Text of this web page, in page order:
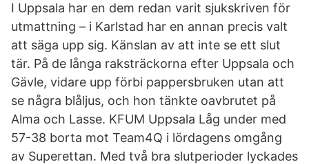
I Uppsala har en dem redan varit sjukskriven för
utmattning – i Karlstad har en annan precis valt
att säga upp sig. Känslan av att inte se ett slut
tär. På de långa raksträckorna efter Uppsala och
Gävle, vidare upp förbi pappersbruken utan att
se några blåljus, och hon tänkte oavbrutet på
Alma och Lasse. KFUM Uppsala Låg under med
57-38 borta mot Team4Q i lördagens omgång
av Superettan. Med två bra slutperioder lyckades